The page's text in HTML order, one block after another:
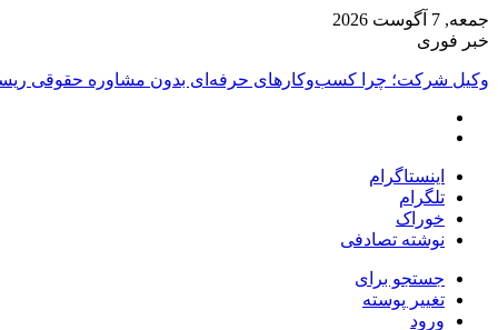
جمعه, 7 آگوست 2026
خبر فوری
وکیل شرکت؛ چرا کسب‌وکارهای حرفه‌ای بدون مشاوره حقوقی
اینستاگرام
تلگرام
خوراک
نوشته تصادفی
جستجو برای
تغییر پوسته
ورود